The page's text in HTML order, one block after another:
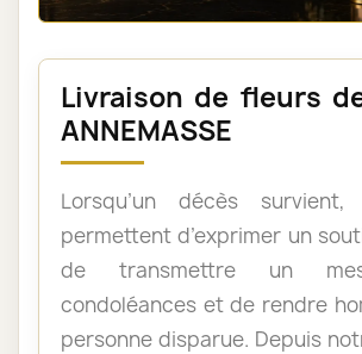
Livraison de fleurs
ANNEMASSE
Lorsqu’un décès
permettent d’exprimer un
de transmettre un
condoléances et de rendre
personne disparue. Depuis